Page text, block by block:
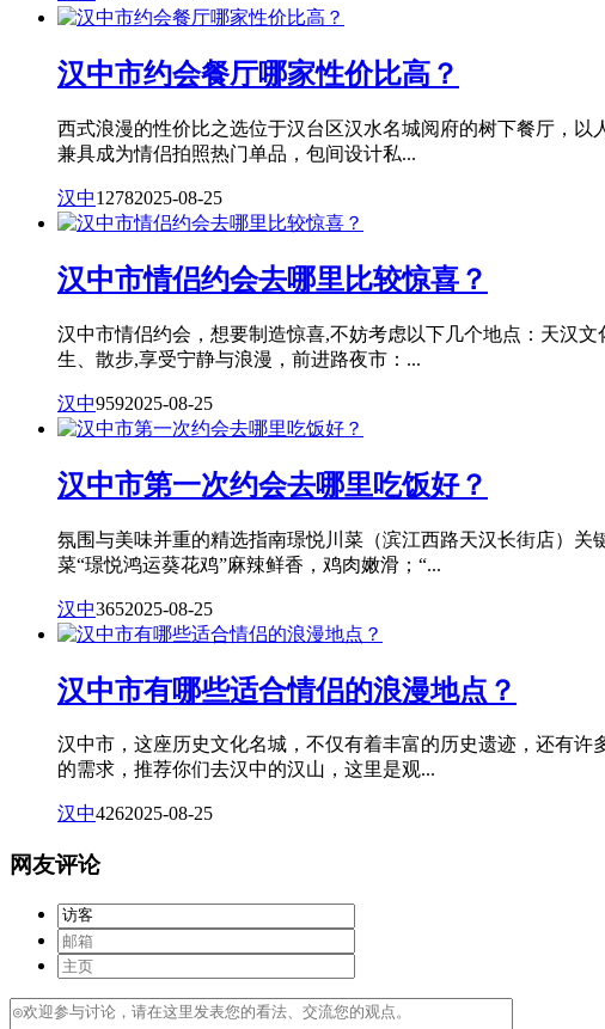
汉中市约会餐厅哪家性价比高？
西式浪漫的性价比之选位于汉台区汉水名城阅府的树下餐厅，
兼具成为情侣拍照热门单品，包间设计私...
汉中12782025-08-25
汉中市情侣约会去哪里比较惊喜？
汉中市情侣约会，想要制造惊喜,不妨考虑以下几个地点：天汉
生、散步,享受宁静与浪漫，前进路夜市：...
汉中9592025-08-25
汉中市第一次约会去哪里吃饭好？
氛围与美味并重的精选指南璟悦川菜（滨江西路天汉长街店）
菜“璟悦鸿运葵花鸡”麻辣鲜香，鸡肉嫩滑；“...
汉中3652025-08-25
汉中市有哪些适合情侣的浪漫地点？
汉中市，这座历史文化名城，不仅有着丰富的历史遗迹，还有
的需求，推荐你们去汉中的汉山，这里是观...
汉中4262025-08-25
网友评论